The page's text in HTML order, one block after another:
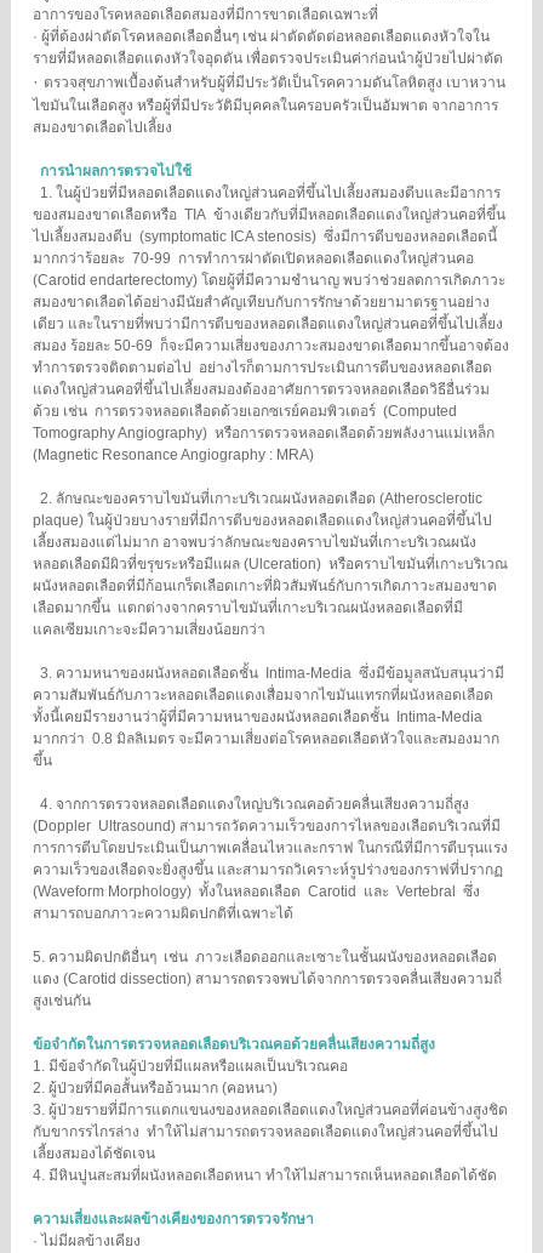
อาการของโรคหลอดเลือดสมองที่มีการขาดเลือดเฉพาะที่
· ผู้ที่ต้องผ่าตัดโรคหลอดเลือดอื่นๆ เช่น ผ่าตัดตัดต่อหลอดเลือดแดงหัวใจใน
รายที่มีหลอดเลือดแดงหัวใจอุดตัน เพื่อตรวจประเมินค่าก่อนนำผู้ป่วยไปผ่าตัด
· ตรวจสุขภาพเบื้องต้นสำหรับผู้ที่มีประวัติเป็นโรคความดันโลหิตสูง เบาหวาน
ไขมันในเลือดสูง หรือผู้ที่มีประวัติมีบุคคลในครอบครัวเป็นอัมพาต จากอาการ
สมองขาดเลือดไปเลี้ยง
การนําผลการตรวจไปใช้
1. ในผู้ป่วยที่มีหลอดเลือดแดงใหญ่ส่วนคอที่ขึ้นไปเลี้ยงสมองตีบและมีอาการ
ของสมองขาดเลือดหรือ TIA ข้างเดียวกับที่มีหลอดเลือดแดงใหญ่ส่วนคอที่ขึ้น
ไปเลี้ยงสมองตีบ (symptomatic ICA stenosis) ซึ่งมีการตีบของหลอดเลือดนี้
มากกว่าร้อยละ 70-99 การทําการผ่าตัดเปิดหลอดเลือดแดงใหญ่ส่วนคอ
(Carotid endarterectomy) โดยผู้ที่มีความชํานาญ พบว่าช่วยลดการเกิดภาวะ
สมองขาดเลือดได้อย่างมีนัยสําคัญเทียบกับการรักษาด้วยยามาตรฐานอย่าง
เดียว และในรายที่พบว่ามีการตีบของหลอดเลือดแดงใหญ่ส่วนคอที่ขึ้นไปเลี้ยง
สมอง ร้อยละ 50-69 ก็จะมีความเสี่ยงของภาวะสมองขาดเลือดมากขึ้นอาจต้อง
ทําการตรวจติดตามต่อไป อย่างไรก็ตามการประเมินการตีบของหลอดเลือด
แดงใหญ่ส่วนคอที่ขึ้นไปเลี้ยงสมองต้องอาศัยการตรวจหลอดเลือดวิธีอื่นร่วม
ด้วย เช่น การตรวจหลอดเลือดด้วยเอกซเรย์คอมพิวเตอร์ (Computed
Tomography Angiography) หรือการตรวจหลอดเลือดด้วยพลังงานแม่เหล็ก
(Magnetic Resonance Angiography : MRA)
2. ลักษณะของคราบไขมันที่เกาะบริเวณผนังหลอดเลือด (Atherosclerotic
plaque) ในผู้ป่วยบางรายที่มีการตีบของหลอดเลือดแดงใหญ่ส่วนคอที่ขึ้นไป
เลี้ยงสมองแต่ไม่มาก อาจพบว่าลักษณะของคราบไขมันที่เกาะบริเวณผนัง
หลอดเลือดมีผิวที่ขรุขระหรือมีแผล (Ulceration) หรือคราบไขมันที่เกาะบริเวณ
ผนังหลอดเลือดที่มีก้อนเกร็ดเลือดเกาะที่ผิวสัมพันธ์กับการเกิดภาวะสมองขาด
เลือดมากขึ้น แตกต่างจากคราบไขมันที่เกาะบริเวณผนังหลอดเลือดที่มี
แคลเซียมเกาะจะมีความเสี่ยงน้อยกว่า
3. ความหนาของผนังหลอดเลือดชั้น Intima-Media ซึ่งมีข้อมูลสนับสนุนว่ามี
ความสัมพันธ์กับภาวะหลอดเลือดแดงเสื่อมจากไขมันแทรกที่ผนังหลอดเลือด
ทั้งนี้เคยมีรายงานว่าผู้ที่มีความหนาของผนังหลอดเลือดชั้น Intima-Media
มากกว่า 0.8 มิลลิเมตร จะมีความเสี่ยงต่อโรคหลอดเลือดหัวใจและสมองมาก
ขึ้น
4. จากการตรวจหลอดเลือดแดงใหญ่บริเวณคอด้วยคลื่นเสียงความถี่สูง
(Doppler Ultrasound) สามารถวัดความเร็วของการไหลของเลือดบริเวณที่มี
การการตีบโดยประเมินเป็นภาพเคลื่อนไหวและกราฟ ในกรณีที่มีการตีบรุนแรง
ความเร็วของเลือดจะยิ่งสูงขึ้น และสามารถวิเคราะห์รูปร่างของกราฟที่ปรากฏ
(Waveform Morphology) ทั้งในหลอดเลือด Carotid และ Vertebral ซึ่ง
สามารถบอกภาวะความผิดปกติที่เฉพาะได้
5. ความผิดปกติอื่นๆ เช่น ภาวะเลือดออกและเซาะในชั้นผนังของหลอดเลือด
แดง (Carotid dissection) สามารถตรวจพบได้จากการตรวจคลื่นเสียงความถี่
สูงเช่นกัน
ข้อจํากัดในการตรวจหลอดเลือดบริเวณคอด้วยคลื่นเสียงความถี่สูง
1. มีข้อจํากัดในผู้ป่วยที่มีแผลหรือแผลเป็นบริเวณคอ
2. ผู้ป่วยที่มีคอสั้นหรืออ้วนมาก (คอหนา)
3. ผู้ป่วยรายที่มีการแตกแขนงของหลอดเลือดแดงใหญ่ส่วนคอที่ค่อนข้างสูงชิด
กับขากรรไกรล่าง ทําให้ไม่สามารถตรวจหลอดเลือดแดงใหญ่ส่วนคอที่ขึ้นไป
เลี้ยงสมองได้ชัดเจน
4. มีหินปูนสะสมที่ผนังหลอดเลือดหนา ทําให้ไม่สามารถเห็นหลอดเลือดได้ชัด
ความเสี่ยงและผลข้างเคียงของการตรวจรักษา
· ไม่มีผลข้างเคียง